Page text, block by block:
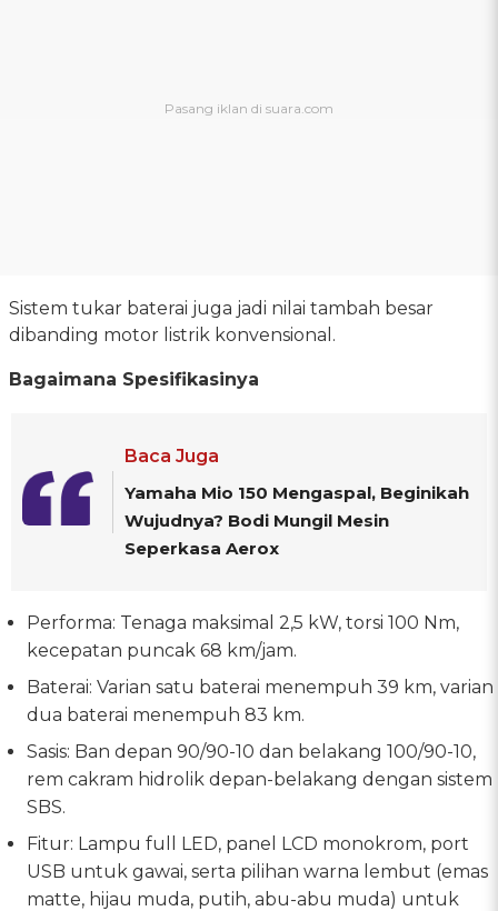
Sistem tukar baterai juga jadi nilai tambah besar
dibanding motor listrik konvensional.
Bagaimana Spesifikasinya
Baca Juga
Yamaha Mio 150 Mengaspal, Beginikah
Wujudnya? Bodi Mungil Mesin
Seperkasa Aerox
Performa: Tenaga maksimal 2,5 kW, torsi 100 Nm,
kecepatan puncak 68 km/jam.
Baterai: Varian satu baterai menempuh 39 km, varian
dua baterai menempuh 83 km.
Sasis: Ban depan 90/90-10 dan belakang 100/90-10,
rem cakram hidrolik depan-belakang dengan sistem
SBS.
Fitur: Lampu full LED, panel LCD monokrom, port
USB untuk gawai, serta pilihan warna lembut (emas
matte, hijau muda, putih, abu-abu muda) untuk